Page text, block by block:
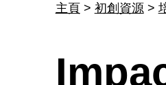
主頁> 初創資源>
I